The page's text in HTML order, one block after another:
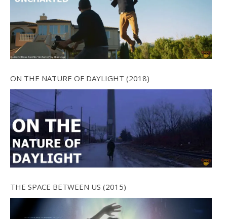
ON THE NATURE OF DAYLIGHT (2018)
THE SPACE BETWEEN US (2015)